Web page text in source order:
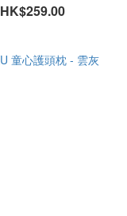
HK$259.00